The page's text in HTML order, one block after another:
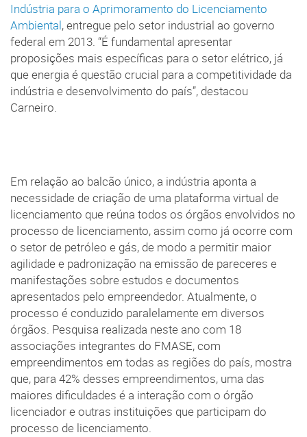
Indústria para o Aprimoramento do Licenciamento
Ambiental, entregue pelo setor industrial ao governo
federal em 2013. “É fundamental apresentar
proposições mais específicas para o setor elétrico, já
que energia é questão crucial para a competitividade da
indústria e desenvolvimento do país”, destacou
Carneiro.
Em relação ao balcão único, a indústria aponta a
necessidade de criação de uma plataforma virtual de
licenciamento que reúna todos os órgãos envolvidos no
processo de licenciamento, assim como já ocorre com
o setor de petróleo e gás, de modo a permitir maior
agilidade e padronização na emissão de pareceres e
manifestações sobre estudos e documentos
apresentados pelo empreendedor. Atualmente, o
processo é conduzido paralelamente em diversos
órgãos. Pesquisa realizada neste ano com 18
associações integrantes do FMASE, com
empreendimentos em todas as regiões do país, mostra
que, para 42% desses empreendimentos, uma das
maiores dificuldades é a interação com o órgão
licenciador e outras instituições que participam do
processo de licenciamento.